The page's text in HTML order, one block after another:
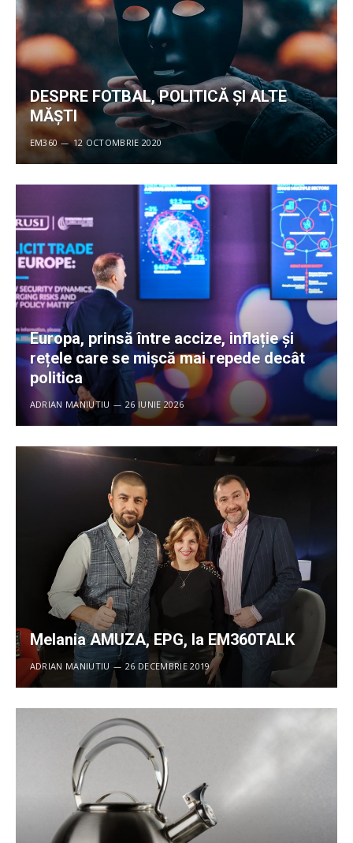
DESPRE FOTBAL, POLITICĂ ȘI ALTE
MĂȘTI
EM360 12 OCTOMBRIE 2020
Europa, prinsă între accize, inflație și
rețele care se mișcă mai repede decât
politica
ADRIAN MANIUTIU 26 IUNIE 2026
Melania AMUZA, EPG, la EM360TALK
ADRIAN MANIUTIU 26 DECEMBRIE 2019